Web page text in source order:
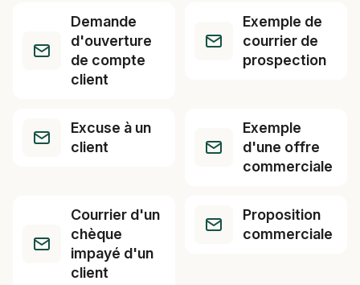
Demande
d'ouverture
de compte
client
Exemple de
courrier de
prospection
Excuse à un
client
Exemple
d'une offre
commerciale
Courrier d'un
chèque
impayé d'un
client
Proposition
commerciale